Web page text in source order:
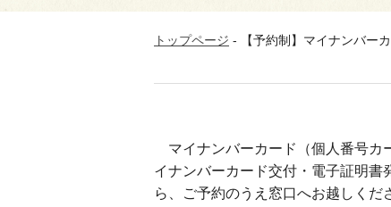
トップページ - 【予約制】マイナンバー
マイナンバーカード（個人番号カ
イナンバーカード交付・電子証明
ら、ご予約のうえ窓口へお越しくだ